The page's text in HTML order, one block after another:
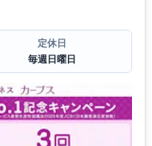
定休日
毎週日曜日